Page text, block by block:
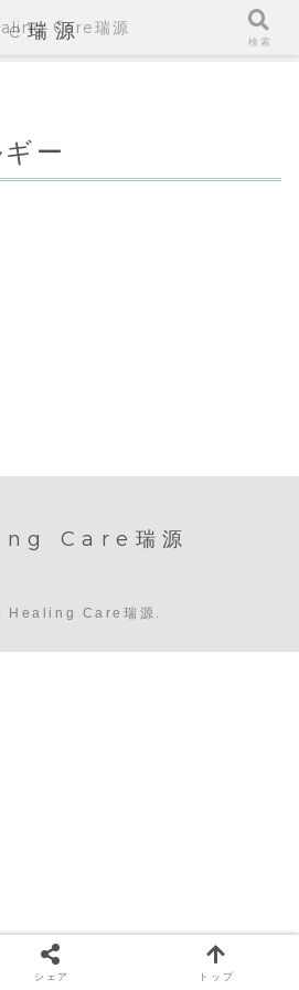
瑞源
ー
Care瑞源
Healing Care瑞源.
Care瑞源
検索
シェア トップ